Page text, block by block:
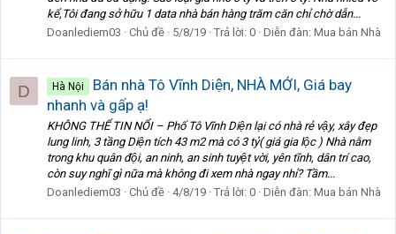
kể,Tôi đang sở hữu 1 data nhà bán hàng trăm căn chỉ chờ dẫn...
Doanlediem03
Chủ đề 5/8/19 Trả lời: 0 Diễn đàn: Mua bán Nhà
D Hà Nội
Bán nhà Tô Vĩnh Diện, NHÀ MỚI, Giá bay
nhanh và gấp ạ!
KHÔNG THỂ TIN NỔI – Phố Tô Vĩnh Diện lại có nhà rẻ vậy, xây đẹp
lung linh, 3 tầng Diện tích 43 m2 mà có 3 tỷ( giá gia lộc ) Nhà nằm
trong khu quân đội, an ninh, an sinh tuyệt vời, yên tĩnh, dân trí cao,
còn suy nghĩ gì nữa mà không đi xem nhà ngay nhỉ? Tầm...
Doanlediem03
Chủ đề 4/8/19 Trả lời: 0 Diễn đàn: Mua bán Nhà